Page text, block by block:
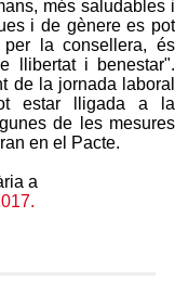
més saludables i
i de gènere es pot
la consellera, és
llibertat i benestar".
de la jornada laboral
estar lligada a la
de les mesures
en el Pacte.
a